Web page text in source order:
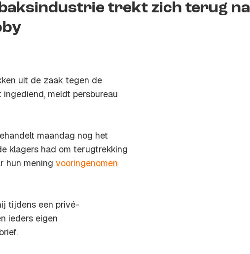
trekt zich terug na
uit de zaak tegen de
meldt persbureau
maandag nog het
klagers had om terugtrekking
hun mening vooringenomen
tijdens een privé-
ieders eigen